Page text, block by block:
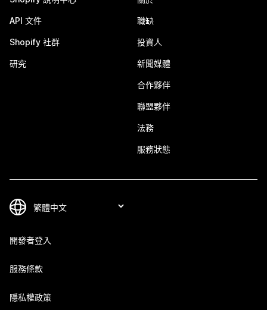
API 文件
Shopify 社群
研究
職缺
投資人
新聞媒體
合作夥伴
聯盟夥伴
法務
服務狀態
開發者登入
服務條款
隱私權政策